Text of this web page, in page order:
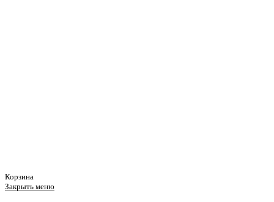
Корзина
Закрыть меню